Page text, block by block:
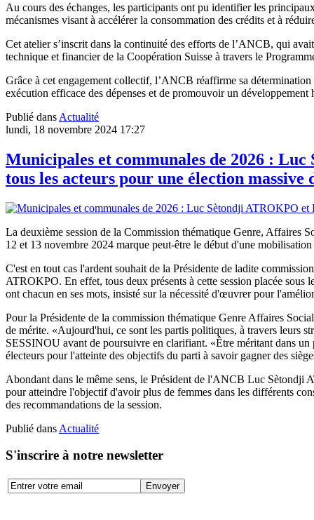
Au cours des échanges, les participants ont pu identifier les
mécanismes visant à accélérer la consommation des crédits et à
Cet atelier s’inscrit dans la continuité des efforts de l’ANCB, qui
technique et financier de la Coopération Suisse à travers le
Grâce à cet engagement collectif, l’ANCB réaffirme sa
exécution efficace des dépenses et de promouvoir un
Publié dans Actualité
lundi, 18 novembre 2024 17:27
Municipales et communales de 2026 :
tous les acteurs pour une élection massive
La deuxième session de la Commission thématique Genre, Affaires
12 et 13 novembre 2024 marque peut-être le début d'une
C'est en tout cas l'ardent souhait de la Présidente de ladite
ATROKPO. En effet, tous deux présents à cette session placée
ont chacun en ses mots, insisté sur la nécessité d'œuvrer pour
Pour la Présidente de la commission thématique Genre Affaires
de mérite. «Aujourd'hui, ce sont les partis politiques, à travers leurs
SESSINOU avant de poursuivre en clarifiant. «Être méritant dans
électeurs pour l'atteinte des objectifs du parti à savoir gagner des
Abondant dans le même sens, le Président de l'ANCB Luc Sètondji
pour atteindre l'objectif d'avoir plus de femmes dans les différents
des recommandations de la session.
Publié dans Actualité
S'inscrire à notre newsletter